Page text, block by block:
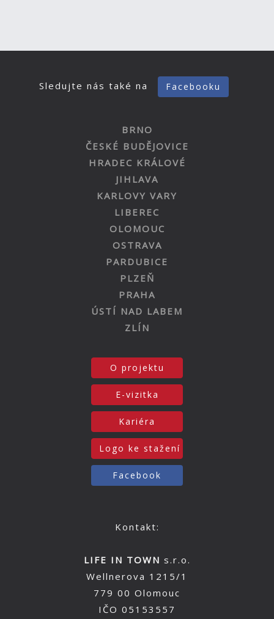
Sledujte nás také na Facebooku
BRNO
ČESKÉ BUDĚJOVICE
HRADEC KRÁLOVÉ
JIHLAVA
KARLOVY VARY
LIBEREC
OLOMOUC
OSTRAVA
PARDUBICE
PLZEŇ
PRAHA
ÚSTÍ NAD LABEM
ZLÍN
O projektu
E-vizitka
Kariéra
Logo ke stažení
Facebook
Kontakt:
LIFE IN TOWN s.r.o.
Wellnerova 1215/1
779 00 Olomouc
IČO 05153557